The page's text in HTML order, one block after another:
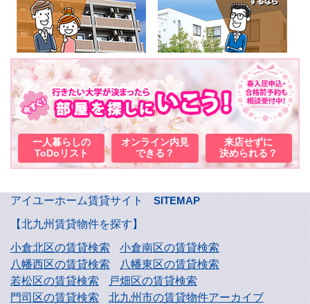
一人暮らしの
ToDoリスト
オンライン内見
できる？
来店せずに
決められる？
アイユーホーム賃貸サイト
SITEMAP
【北九州賃貸物件を探す】
小倉北区の賃貸検索
小倉南区の賃貸検索
八幡西区の賃貸検索
八幡東区の賃貸検索
若松区の賃貸検索
戸畑区の賃貸検索
門司区の賃貸検索
北九州市の賃貸物件アーカイブ